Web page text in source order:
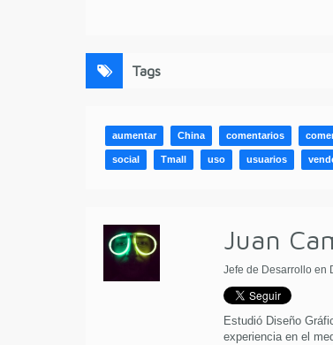
Tags
aumentar China comentarios
social Tmall uso usuarios
Juan
Jefe de Desarrollo en
Estudió Diseño
experiencia en el